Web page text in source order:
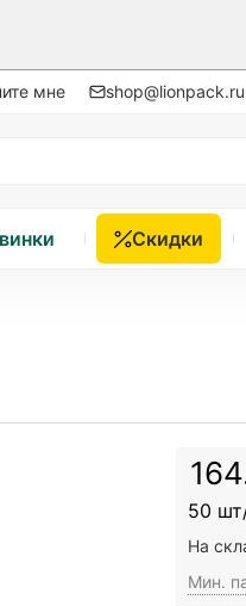
мне shop@lionpack.ru
Скидки
50
На
Мин.